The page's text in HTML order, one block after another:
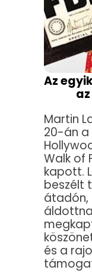
Az
Martin
20-án a
Walk of
kapott.
beszélt
átadón,
és a